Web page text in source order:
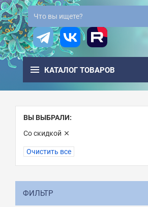
КАТАЛОГ ТОВАРОВ
ВЫ ВЫБРАЛИ:
Со скидкой
Очистить все
ФИЛЬТР